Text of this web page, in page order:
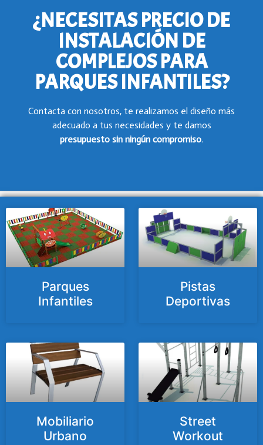
¿NECESITAS PRECIO DE
INSTALACIÓN DE
COMPLEJOS PARA
PARQUES INFANTILES?
Contacta con nosotros, te realizamos el diseño más
adecuado a tus necesidades y te damos
presupuesto sin ningún compromiso.
Parques
Infantiles
Pistas
Deportivas
Mobiliario
Urbano
Street
Workout